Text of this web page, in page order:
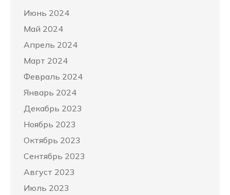
Июнь 2024
Май 2024
Апрель 2024
Март 2024
Февраль 2024
Январь 2024
Декабрь 2023
Ноябрь 2023
Октябрь 2023
Сентябрь 2023
Август 2023
Июль 2023